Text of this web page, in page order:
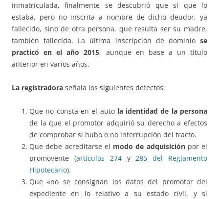
inmatriculada, finalmente se descubrió que sí que lo
estaba, pero no inscrita a nombre de dicho deudor, ya
fallecido, sino de otra persona, que resulta ser su madre,
también fallecida. La última inscripción de dominio se
practicó en el año 2015, aunque en base a un título
anterior en varios años.
La registradora señala los siguientes defectos:
Que no consta en el auto la identidad de la persona
de la que el promotor adquirió su derecho a efectos
de comprobar si hubo o no interrupción del tracto.
Que debe acreditarse el modo de adquisiciónpor el
promovente (artículos 274y285 del Reglamento
Hipotecario).
Que «no se consignan los datos del promotor del
expediente en lo relativo a su estado civil, y si